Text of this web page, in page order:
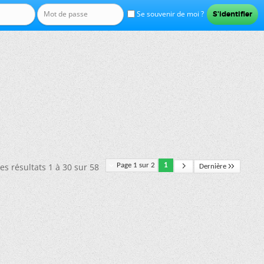
Se souvenir de moi ?
Page 1 sur 2 1 Dernière
résultats 1 à 30 sur 58